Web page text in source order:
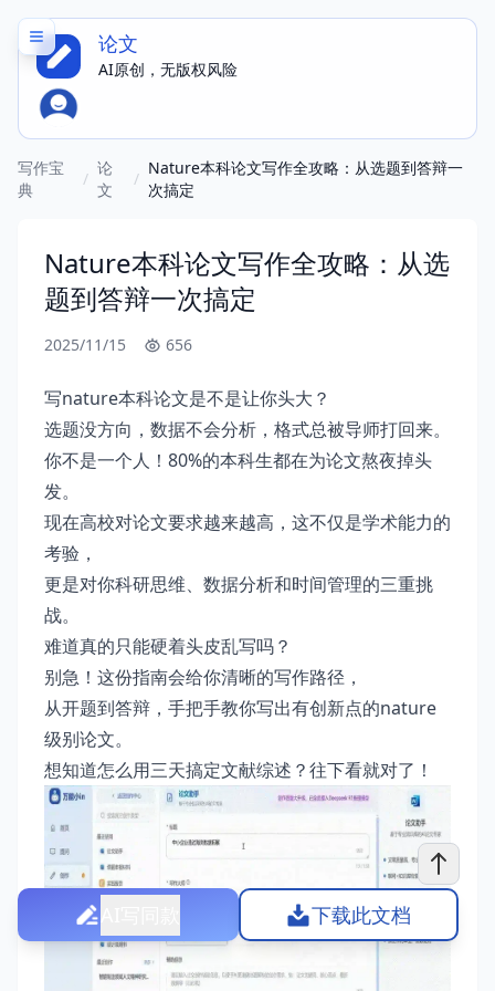
论文
AI原创，无版权风险
写作宝
典
/
论
文
/
Nature本科论文写作全攻略：从选题到答辩一
次搞定
Nature本科论文写作全攻略：从选
题到答辩一次搞定
2025/11/15 656
写nature本科论文是不是让你头大？
选题没方向，数据不会分析，格式总被导师打回来。
你不是一个人！80%的本科生都在为论文熬夜掉头
发。
现在高校对论文要求越来越高，这不仅是学术能力的
考验，
更是对你科研思维、数据分析和时间管理的三重挑
战。
难道真的只能硬着头皮乱写吗？
别急！这份指南会给你清晰的写作路径，
从开题到答辩，手把手教你写出有创新点的nature
级别论文。
想知道怎么用三天搞定文献综述？往下看就对了！
下载此文档